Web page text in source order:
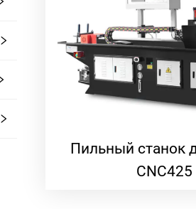
Пильный станок
CNC425